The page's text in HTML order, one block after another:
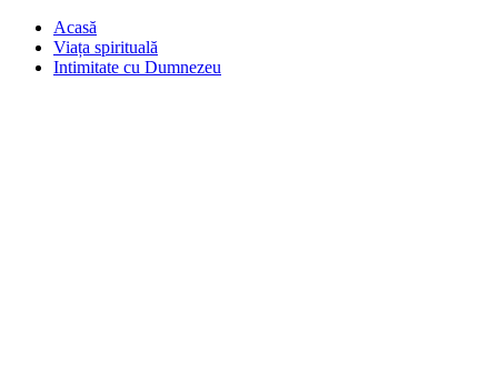
Acasă
Viața spirituală
Intimitate cu Dumnezeu